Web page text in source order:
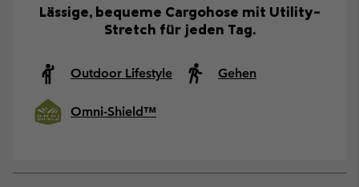
Lässige, bequeme Cargohose mit Utility-
Stretch für jeden Tag.
Outdoor Lifestyle Gehen
Omni-Shield™